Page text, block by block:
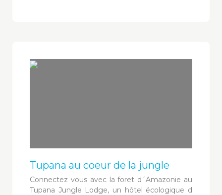
Tupana au coeur de la jungle
Connectez vous avec la foret d´Amazonie au
Tupana Jungle Lodge, un hôtel écologique d